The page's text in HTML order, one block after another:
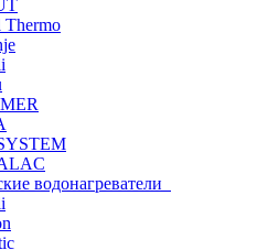
Thermo
водонагреватели